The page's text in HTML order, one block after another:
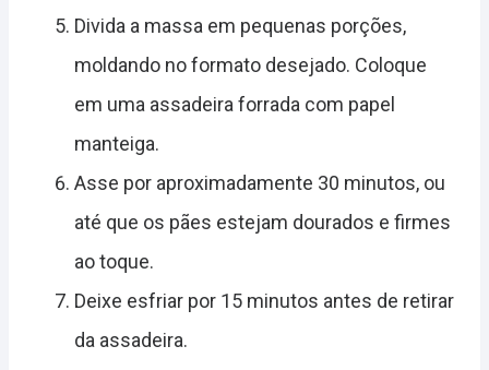
Divida a massa em pequenas porções,
moldando no formato desejado. Coloque
em uma assadeira forrada com papel
manteiga.
Asse por aproximadamente 30 minutos, ou
até que os pães estejam dourados e firmes
ao toque.
Deixe esfriar por 15 minutos antes de retirar
da assadeira.